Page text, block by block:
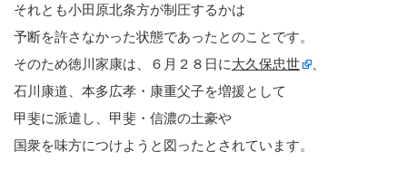
それとも小田原北条方が制圧するかは
予断を許さなかった状態であったとのことです。
そのため徳川家康は、６月２８日に大久保忠世
石川康道、本多広孝・康重父子を増援として
甲斐に派遣し、甲斐・信濃の土豪や
国衆を味方につけようと図ったとされています。